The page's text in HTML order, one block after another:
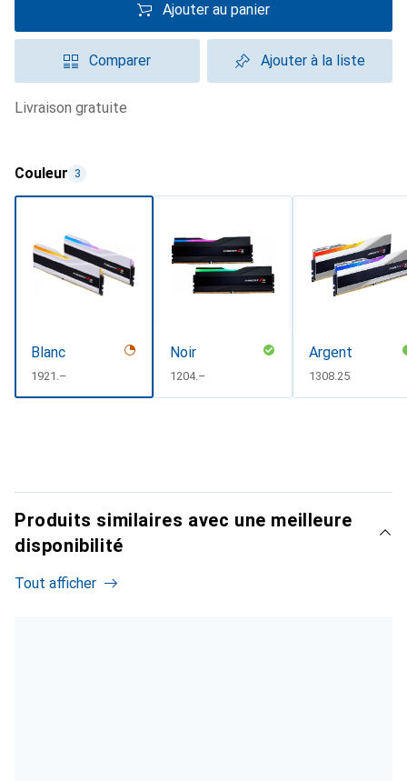
Ajouter au panier
Comparer Ajouter à la liste
livraison gratuite
Couleur 3
Blanc
CHF
1921.–
Noir
CHF
1204.–
Argent
CHF
1308.25
Produits similaires avec une meilleure
disponibilité
Tout afficher